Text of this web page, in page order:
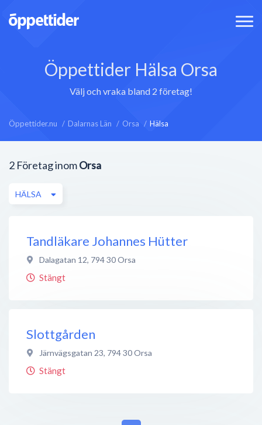
Öppettider Hälsa Orsa
Välj och vraka bland 2 företag!
Öppettider.nu Dalarnas Län Orsa Hälsa
2 Företag inomOrsa
HÄLSA
Tandläkare Johannes Hütter
Dalagatan 12, 794 30Orsa
Stängt
Slottgården
Järnvägsgatan 23, 794 30Orsa
Stängt